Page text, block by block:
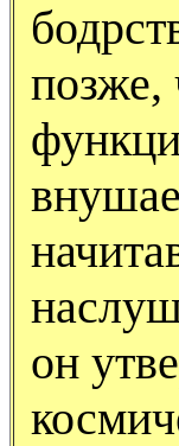
позже,
он